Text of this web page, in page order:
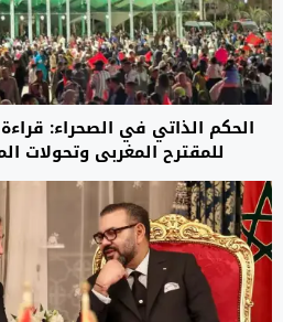
الحكم الذاتي في الصحراء:
للمقترح المغربي وتحولات